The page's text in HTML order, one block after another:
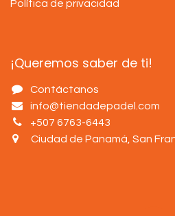
Política de privacidad
¡Queremos saber de ti!
Contáctanos
info@tiendadepadel.com
+507 6763-6443
Ciudad de Panamá, San